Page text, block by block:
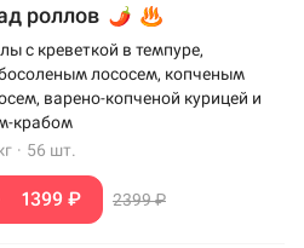
роллов
с креветкой в темпуре,
лососем, копченым
варено-копченой курицей и
крабом
· 56 шт.
1399 ₽ 2399 ₽